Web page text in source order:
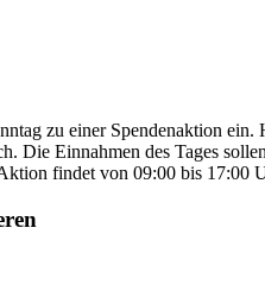
zu einer Spendenaktion
Die Einnahmen des Tages
findet von 09:00 bis 17:00